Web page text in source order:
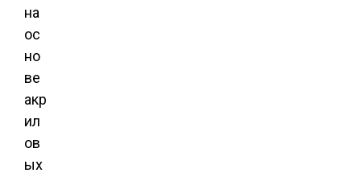
на
ос
но
ве
акр
ил
ов
ых